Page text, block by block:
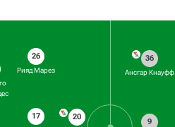
26
Рияд Марез
17 20
36
Ансгар Кнауфф
9